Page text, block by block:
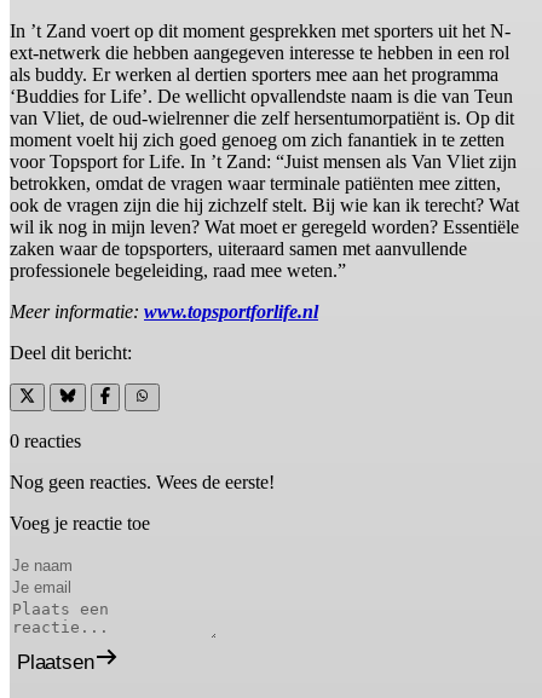
In ’t Zand voert op dit moment gesprekken met sporters uit het N-
ext-netwerk die hebben aangegeven interesse te hebben in een rol
als buddy. Er werken al dertien sporters mee aan het programma
‘Buddies for Life’. De wellicht opvallendste naam is die van Teun
van Vliet, de oud-wielrenner die zelf hersentumorpatiënt is. Op dit
moment voelt hij zich goed genoeg om zich fanantiek in te zetten
voor Topsport for Life. In ’t Zand: “Juist mensen als Van Vliet zijn
betrokken, omdat de vragen waar terminale patiënten mee zitten,
ook de vragen zijn die hij zichzelf stelt. Bij wie kan ik terecht? Wat
wil ik nog in mijn leven? Wat moet er geregeld worden? Essentiële
zaken waar de topsporters, uiteraard samen met aanvullende
professionele begeleiding, raad mee weten.”
Meer informatie: www.topsportforlife.nl
Deel dit bericht:
0 reacties
Nog geen reacties. Wees de eerste!
Voeg je reactie toe
Plaatsen